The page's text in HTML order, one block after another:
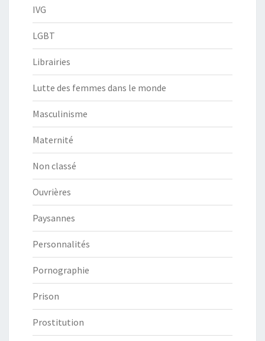
IVG
LGBT
Librairies
Lutte des femmes dans le monde
Masculinisme
Maternité
Non classé
Ouvrières
Paysannes
Personnalités
Pornographie
Prison
Prostitution